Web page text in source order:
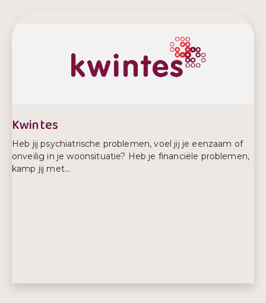
Kwintes
Heb jij psychiatrische problemen, voel jij je eenzaam of
onveilig in je woonsituatie? Heb je financiële problemen,
kamp jij met...